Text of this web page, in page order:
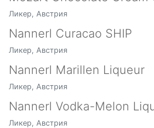
Ликер, Австрия
Nannerl Curacao SHIP
Ликер, Австрия
Nannerl Marillen Liqueur
Ликер, Австрия
Nannerl Vodka-Melon
Ликер, Австрия